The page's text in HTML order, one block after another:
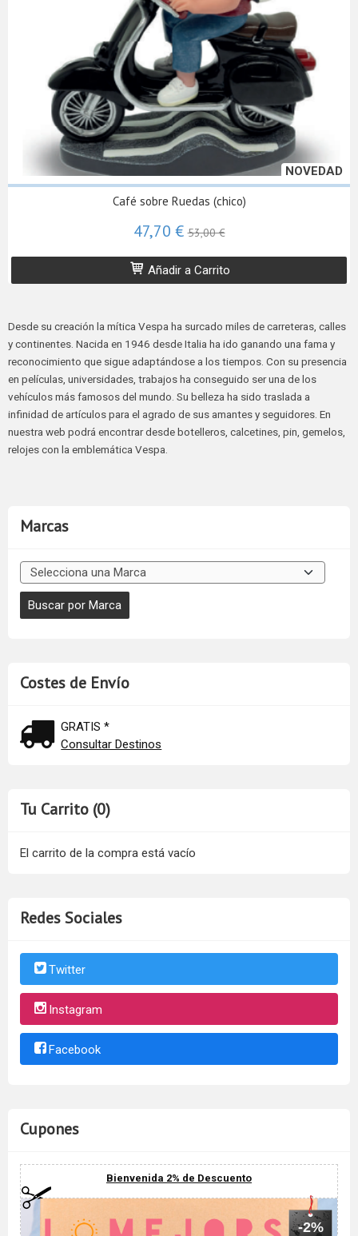
Marcas
Costes de Envío
GRATIS *
Consultar Destinos
Tu Carrito (0)
El carrito de la compra está vacío
Redes Sociales
Twitter
Instagram
Facebook
Cupones
Bienvenida 2% de Descuento
-2%
NOVEDAD
Café sobre Ruedas (chico)
47,70 €53,00 €
Añadir a Carrito
Desde su creación la mítica Vespa ha surcado miles de carreteras, calles
y continentes. Nacida en 1946 desde Italia ha ido ganando una fama y
reconocimiento que sigue adaptándose a los tiempos. Con su presencia
en películas, universidades, trabajos ha conseguido ser una de los
vehículos más famosos del mundo. Su belleza ha sido traslada a
infinidad de artículos para el agrado de sus amantes y seguidores. En
nuestra web podrá encontrar desde botelleros, calcetines, pin, gemelos,
relojes con la emblemática Vespa.